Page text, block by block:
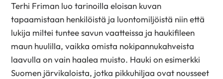
Terhi Friman luo tarinoilla eloisan kuvan
tapaamistaan henkilöistä ja luontomiljöistä niin että
lukija miltei tuntee savun vaatteissa ja haukifileen
maun huulilla, vaikka omista nokipannukahveista
laavulla on vain haalea muisto. Hauki on esimerkki
Suomen järvikaloista, jotka pikkuhiljaa ovat nousseet